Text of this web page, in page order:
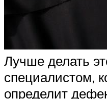
Лучше делать
специалистом,
определит